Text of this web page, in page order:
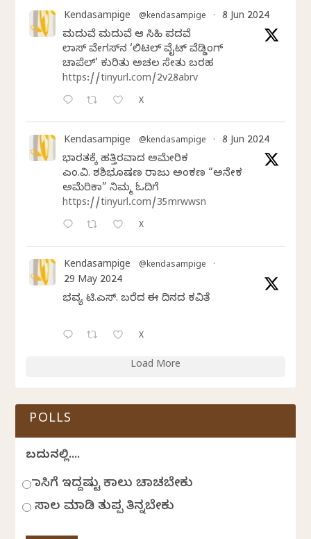
Kendasampige @kendasampige · 8 Jun 2024
ಮದುವೆ ಮದುವೆ ಆ ಸಿಹಿ ಪದವೆ
ಲಾಸ್‌ ವೇಗಸ್‌ನ ‘ಲಿಟಲ್ ವೈಟ್ ವೆಡ್ಡಿಂಗ್
ಚಾಪೆಲ್’ ಕುರಿತು ಅಚಲ ಸೇತು ಬರಹ
https://tinyurl.com/2v28abrv
X
Kendasampige @kendasampige · 8 Jun 2024
ಭಾರತಕ್ಕೆ ಹತ್ತಿರವಾದ ಅಮೇರಿಕ
ಎಂ.ವಿ. ಶಶಿಭೂಷಣ ರಾಜು ಅಂಕಣ “ಅನೇಕ
ಅಮೆರಿಕಾ” ನಿಮ್ಮ ಓದಿಗೆ
https://tinyurl.com/35mrwwsn
X
Kendasampige @kendasampige ·
29 May 2024
ಭವ್ಯ ಟಿ.ಎಸ್. ಬರೆದ ಈ ದಿನದ ಕವಿತೆ
X
Load More
POLLS
ಬದುಕಿನಲ್ಲಿ....
ಹಾಸಿಗೆ ಇದ್ದಷ್ಟು ಕಾಲು ಚಾಚಬೇಕು
ಸಾಲ ಮಾಡಿ ತುಪ್ಪ ತಿನ್ನಬೇಕು